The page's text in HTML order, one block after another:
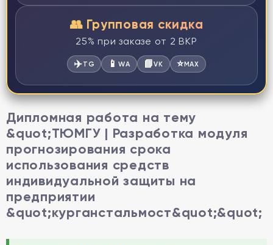
👥 Групповая скидка
25% при заказе от 2 ВКР
✈️TG 📱WA 📘VK ⭐MAX
Дипломная работа на тему
&quot;ТЮМГУ | Разработка модуля
прогнозирования срока
использования средств
индивидуальной защиты на
предприятии
&quot;курганстальмост&quot;&quot;